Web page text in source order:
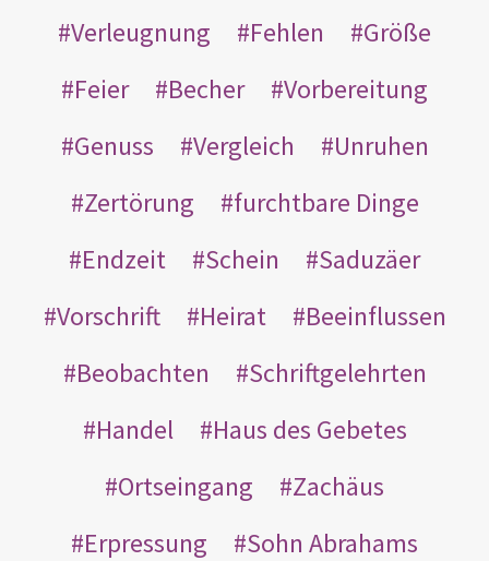
Verleugnung Fehlen
Größe
Feier
Becher
Vorbereitung
Genuss
Vergleich
Unruhen
Zertörung
furchtbare Dinge
Endzeit
Schein
Saduzäer
Vorschrift
Heirat
Beeinflussen
Beobachten
Schriftgelehrten
Handel
Haus des Gebetes
Ortseingang
Zachäus
Erpressung
Sohn Abrahams